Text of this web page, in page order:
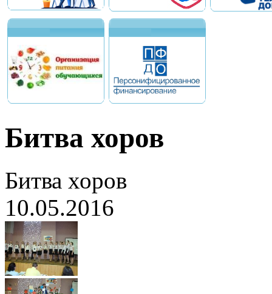
Битва хоров
Битва хоров
10.05.2016